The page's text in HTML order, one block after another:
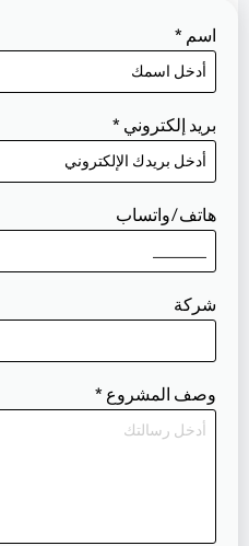
اسم *
بريد إلكتروني *
هاتف/واتساب
شركة
وصف المشروع *